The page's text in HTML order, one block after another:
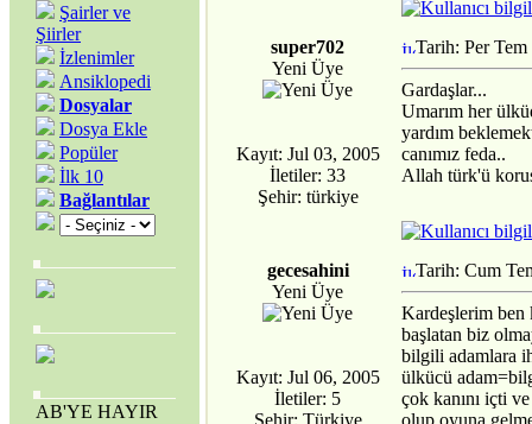
Şairler ve
Şiirler
İzlenimler
Ansiklopedi
Dosyalar
Dosya Ekle
Popüler
İlk 10
Bağlantılar
AB'YE HAYIR
super702
Yeni Üye
Kayıt: Jul 03, 2005
İletiler: 33
Şehir: türkiye
Tarih: Per
Gardaşlar...
Umarım her
yardım
canımız feda..
Allah türk'ü
gecesahini
Yeni Üye
Kayıt: Jul 06, 2005
İletiler: 5
Şehir: Türkiye
Tarih: Cum
Kardeşlerim ben
başlatan biz
bilgili adamlara
ülkücü
çok kanını içti
olup oyuna